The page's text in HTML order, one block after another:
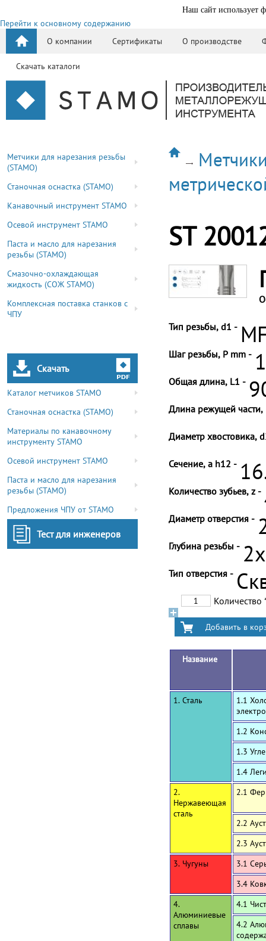
Наш сайт использует
Перейти к основному содержанию
О компании
Сертификаты О производстве
Скачать каталоги
Метчики для нарезания резьбы
(STAMO)
Станочная оснастка (STAMO)
Канавочный инструмент STAMO
Осевой инструмент STAMO
Паста и масло для нарезания
резьбы (STAMO)
Смазочно-охлаждающая
жидкость (СОЖ STAMO)
Комплексная поставка станков с
ЧПУ
Скачать
Каталог метчиков STAMO
Станочная оснастка (STAMO)
Материалы по канавочному
инструменту STAMO
Осевой инструмент STAMO
Паста и масло для нарезания
резьбы (STAMO)
Предложения ЧПУ от STAMO
Тест для инженеров
ST
Тип резьбы, d1 -
Шаг резьбы, P mm -
Общая длина, L1 -
Длина режущей части,
Диаметр хвостовика,
Сечение, a h12 -
Количество зубьев, z -
Диаметр отверстия -
Глубина резьбы -
Тип отверстия -
Количество
Название
1. Сталь
1.1
1.2
1.3
1.4
2.
Нержавеющая
сталь
2.1
2.2
2.3
3. Чугуны
3.1
3.4
4.
Алюминиевые
сплавы
4.1
4.2